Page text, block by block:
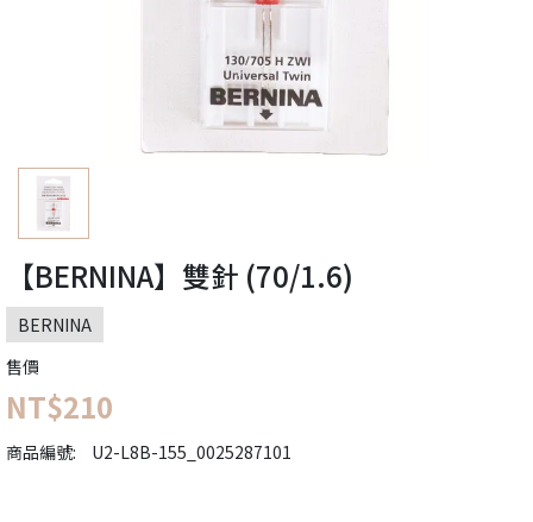
【BERNINA】雙針 (70/1.6)
BERNINA
售價
NT$210
商品編號: U2-L8B-155_0025287101